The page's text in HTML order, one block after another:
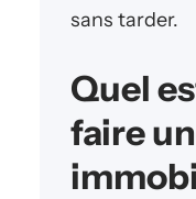
sans tarder.
Quel
faire